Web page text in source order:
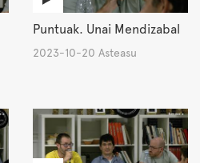
Puntuak. Unai Mendizabal
2023-10-20 Asteasu